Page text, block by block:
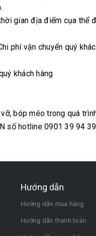
gian địa điểm cụa thể
phí vận chuyển quý
khách hàng
bóp méo trong quá
số hotline 0901 39 94 39
Hướng dẫn
Hướng dẫn mua hàng
Hướng dẫn thanh toán